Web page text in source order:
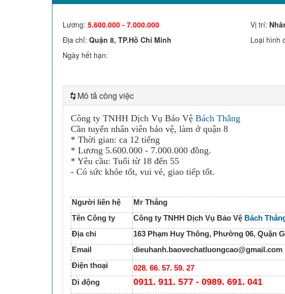
Lương: 5.600.000 - 7.000.000 Vị trí:
Địa chỉ: Quận 8, TP.Hồ Chí Minh Loại hình
Ngày hết hạn:
Mô tả công việc
Công ty TNHH Dịch Vụ Bảo Vệ Bách Thắng
Cần tuyển nhân viên bảo vệ, làm ở quận 8
* Thời gian: ca 12 tiếng
* Lương 5.600.000 - 7.000.000 đồng.
* Yêu cầu: Tuổi từ 18 đến 55
- Có sức khỏe tốt, vui vẻ, giao tiếp tốt.
Người liên hệ
Mr Thắng
Tên Công ty
Công ty TNHH Dịch Vụ Bảo Vệ Bách
Địa chỉ
163 Phạm Huy Thông, Phường 06, Quận
Email
dieuhanh.baovechatluongcao@gmail.com
Điện thoại
028. 66. 57. 59. 27
Di động
0911. 911. 577 - 0989. 691. 041